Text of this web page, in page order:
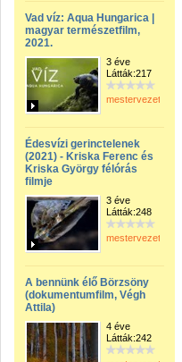
Vad víz: Aqua Hungarica |
magyar természetfilm,
2021.
3 éve
Látták:217
mestervezeto
Édesvízi gerinctelenek
(2021) - Kriska Ferenc és
Kriska György félórás
filmje
3 éve
Látták:248
mestervezeto
A bennünk élő Börzsöny
(dokumentumfilm, Végh
Attila)
4 éve
Látták:242